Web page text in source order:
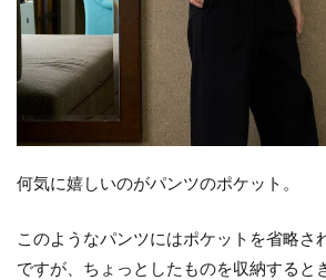
何気に嬉しいのがパンツのポケット。
このようなパンツにはポケットを省略さ
ですが、ちょっとしたものを収納すると